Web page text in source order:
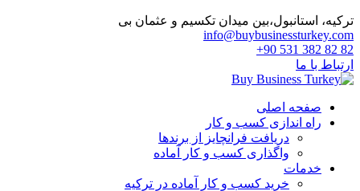
ترکیه، استانبول،بین میدان تکسیم و عثمان بی
info@buybusinessturkey.com
82 82 382 531 90+
ارتباط با ما
صفحه اصلی
راه اندازی کسب و کار
دریافت فرانچایز از برندها
واگذاری کسب و کار آماده
خدمات
خرید کسب و کار آماده در ترکیه